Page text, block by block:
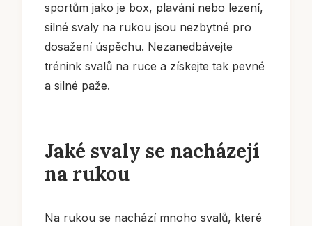
sportům jako je box, plavání nebo lezení,
silné svaly na rukou jsou nezbytné pro
dosažení úspěchu. Nezanedbávejte
trénink svalů na ruce a získejte tak pevné
a silné paže.
Jaké svaly se nacházejí
na rukou
Na rukou se nachází mnoho svalů, které